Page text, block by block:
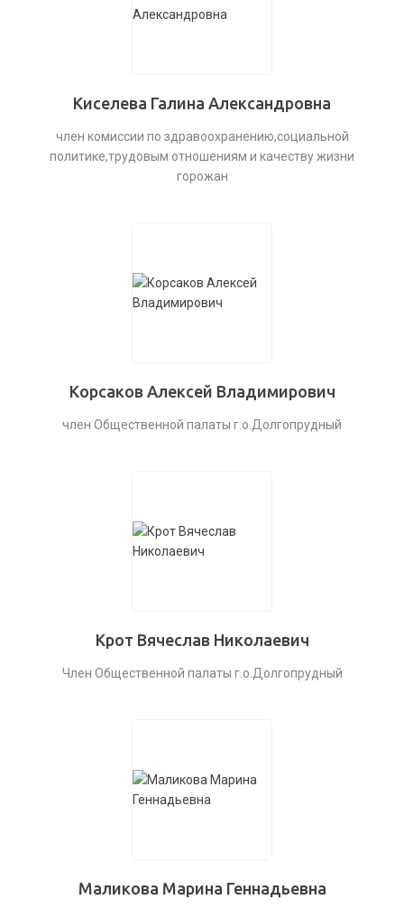
Киселева Галина Александровна
член комиссии по здравоохранению,социальной
политике,трудовым отношениям и качеству жизни
горожан
Корсаков Алексей Владимирович
член Общественной палаты г.о.Долгопрудный
Крот Вячеслав Николаевич
Член Общественной палаты г.о.Долгопрудный
Маликова Марина Геннадьевна